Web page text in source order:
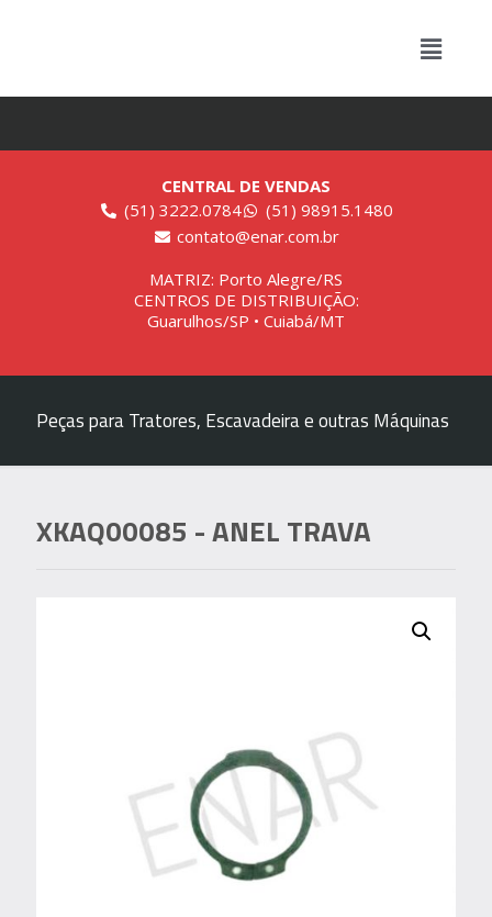
CENTRAL DE VENDAS
(51) 3222.0784
(51) 98915.1480
contato@enar.com.br
MATRIZ: Porto Alegre/RS
CENTROS DE DISTRIBUIÇÃO:
Guarulhos/SP • Cuiabá/MT
Peças para Tratores, Escavadeira e outras Máquinas
XKAQ00085 - ANEL TRAVA